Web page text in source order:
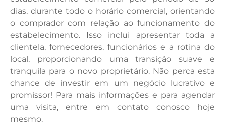
dias, durante todo o horário comercial, orientando
o comprador com relação ao funcionamento do
estabelecimento. Isso inclui apresentar toda a
clientela, fornecedores, funcionários e a rotina do
local, proporcionando uma transição suave e
tranquila para o novo proprietário. Não perca esta
chance de investir em um negócio lucrativo e
promissor! Para mais informações e para agendar
uma visita, entre em contato conosco hoje
mesmo.